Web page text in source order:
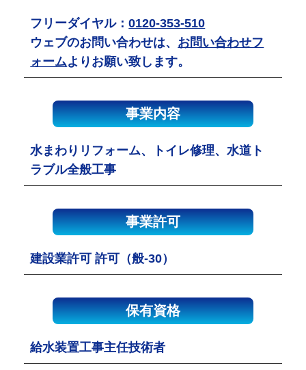
フリーダイヤル：0120-353-510
ウェブのお問い合わせは、 お問い合わせフ
ォームよりお願い致します。
事業内容
水まわりリフォーム、トイレ修理、水道ト
ラブル全般工事
事業許可
建設業許可 許可（般-30）
保有資格
給水装置工事主任技術者